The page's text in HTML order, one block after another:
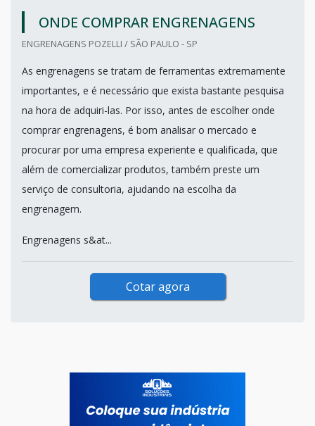
ONDE COMPRAR ENGRENAGENS
ENGRENAGENS POZELLI / SÃO PAULO - SP
As engrenagens se tratam de ferramentas extremamente
importantes, e é necessário que exista bastante pesquisa
na hora de adquiri-las. Por isso, antes de escolher onde
comprar engrenagens, é bom analisar o mercado e
procurar por uma empresa experiente e qualificada, que
além de comercializar produtos, também preste um
serviço de consultoria, ajudando na escolha da
engrenagem.
Engrenagens s&at...
Cotar agora